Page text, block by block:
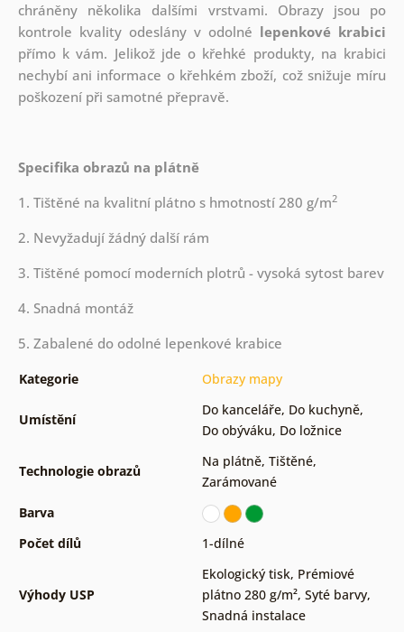
chráněny několika dalšími vrstvami. Obrazy jsou po
kontrole kvality odeslány v odolné lepenkové krabici
přímo k vám. Jelikož jde o křehké produkty, na krabici
nechybí ani informace o křehkém zboží, což snižuje míru
poškození při samotné přepravě.
Specifika obrazů na plátně
1. Tištěné na kvalitní plátno s hmotností 280 g/m2
2. Nevyžadují žádný další rám
3. Tištěné pomocí moderních plotrů - vysoká sytost barev
4. Snadná montáž
5. Zabalené do odolné lepenkové krabice
Kategorie Obrazy mapy
Umístění
Do kanceláře, Do kuchyně,
Do obýváku, Do ložnice
Technologie obrazů
Na plátně, Tištěné,
Zarámované
Barva
Počet dílů
1-dílné
Výhody USP
Ekologický tisk, Prémiové
plátno 280 g/m², Syté barvy,
Snadná instalace